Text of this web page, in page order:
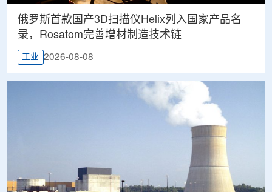
俄罗斯首款国产3D扫描仪Helix列入国家产品名
录，Rosatom完善增材制造技术链
工业 2026-08-08